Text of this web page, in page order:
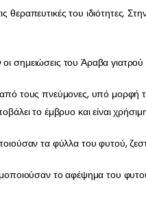
θεραπευτικές του
σημειώσεις του Άραβα
τους πνεύμονες, υπό μορφή
το έμβρυο και είναι
τα φύλλα του φυτού,
το αφέψημα του